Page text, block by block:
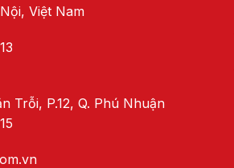
Việt Nam
Trỗi, P.12, Q. Phú Nhuận